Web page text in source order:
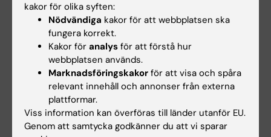
ARTICLE:PLOS ONE.2018;13(5):e0196683
Infant CPAP for low-income countries: An
experimental comparison of standard bubble
CPAP and the Pumani system
Falk M; Donaldsson S; Drevhammar T
ARTICLE:ACTA PAEDIATRICA.
2017;106(11):1760-1766
kakor för olika syften:
Nödvändiga kakor för att webbplatsen ska
fungera korrekt.
Kakor för analys för att förstå hur
webbplatsen används.
Marknadsföringskakor för att visa och spåra
relevant innehåll och annonser från externa
plattformar.
Viss information kan överföras till länder utanför EU.
Genom att samtycka godkänner du att vi sparar